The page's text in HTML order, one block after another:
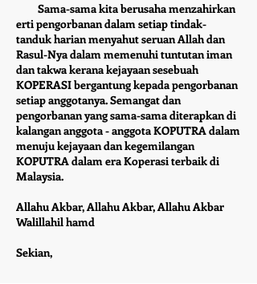
Sama-sama kita berusaha menzahirkan
erti pengorbanan dalam setiap tindak-
tanduk harian menyahut seruan Allah dan
Rasul-Nya dalam memenuhi tuntutan iman
dan takwa kerana kejayaan sesebuah
KOPERASI bergantung kepada pengorbanan
setiap anggotanya. Semangat dan
pengorbanan yang sama-sama diterapkan di
kalangan anggota - anggota KOPUTRA dalam
menuju kejayaan dan kegemilangan
KOPUTRA dalam era Koperasi terbaik di
Malaysia.
Allahu Akbar, Allahu Akbar, Allahu Akbar
Walillahil hamd
Sekian,